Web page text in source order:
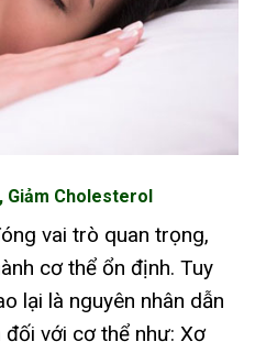
Giảm Cholesterol
vai trò quan trọng,
cơ thể ổn định. Tuy
lại là nguyên nhân dẫn
với cơ thể như: Xơ